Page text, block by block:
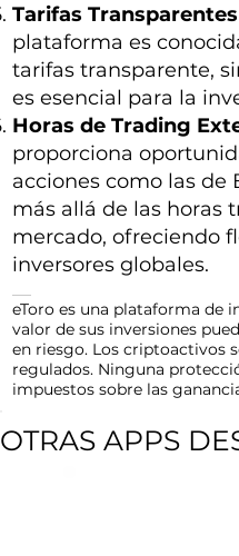
OTRAS APPS
Tarifas
plataforma es
tarifas transparente,
es esencial para la
Horas de Trading
proporciona
acciones como las
más allá de las horas
mercado, ofreciendo
inversores globales.
eToro es una plataforma de
valor de sus inversiones
en riesgo. Los criptoactivos
regulados. Ninguna
impuestos sobre las